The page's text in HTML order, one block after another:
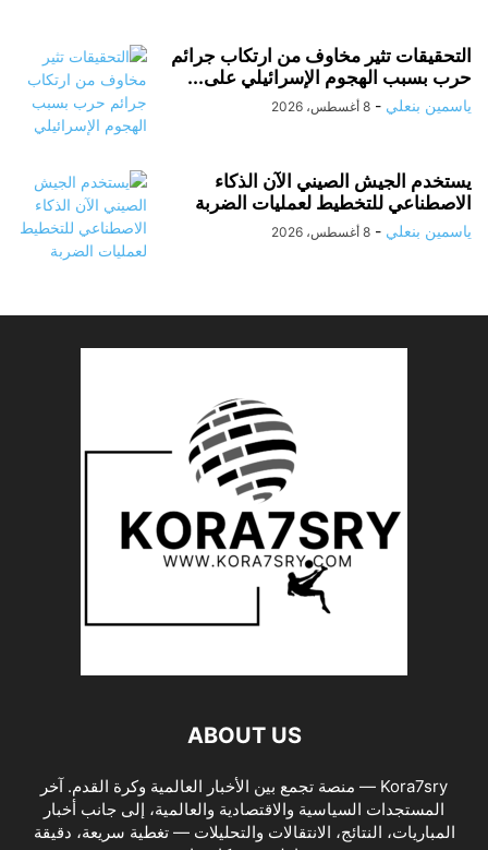
التحقيقات تثير مخاوف من ارتكاب جرائم
حرب بسبب الهجوم الإسرائيلي على...
ياسمين بنعلي - 8 أغسطس، 2026
يستخدم الجيش الصيني الآن الذكاء
الاصطناعي للتخطيط لعمليات الضربة
ياسمين بنعلي - 8 أغسطس، 2026
ABOUT US
Kora7sry — منصة تجمع بين الأخبار العالمية وكرة القدم. آخر
المستجدات السياسية والاقتصادية والعالمية، إلى جانب أخبار
المباريات، النتائج، الانتقالات والتحليلات — تغطية سريعة، دقيقة